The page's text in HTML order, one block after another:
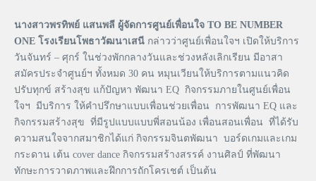
นางสาวพรทิพย์ แสนพลี ผู้จัดการศูนย์เพื่อนใจ TO BE NUMBER
ONE โรงเรียนโพธาวัฒนาเสนี กล่าวว่าศูนย์เพื่อนใจฯ เปิดให้บริการ
วันจันทร์ – ศุกร์ ในช่วงพักกลางวันและช่วงหลังเลิกเรียน มีอาสา
สมัครประจำศูนย์ฯ ทั้งหมด 30 คน หมุนเวียนให้บริการตามแนวคิด
ปรับทุกข์ สร้างสุข แก้ปัญหา พัฒนา EQ กิจกรรมภายในศูนย์เพื่อน
ใจฯ มีบริการ ให้คำปรึกษาแบบเพื่อนช่วยเพื่อน การพัฒนา EQ และ
กิจกรรมสร้างสุข ที่มีรูปแบบแบบพี่สอนน้อง เพื่อนสอนเพื่อน ที่ได้รับ
ความสนใจจากสมาชิกได้แก่ กิจกรรมจินตพัฒนา บอร์ดเกมและเกม
กระดาน เต้น cover dance กิจกรรมสร้างสรรค์ งานศิลป์ ที่พัฒนา
ทักษะการวาดภาพและฝึกการถักโครเชต์ เป็นต้น